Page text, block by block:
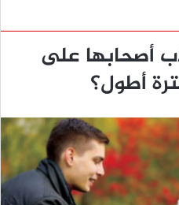
أصحابها على
أطول؟